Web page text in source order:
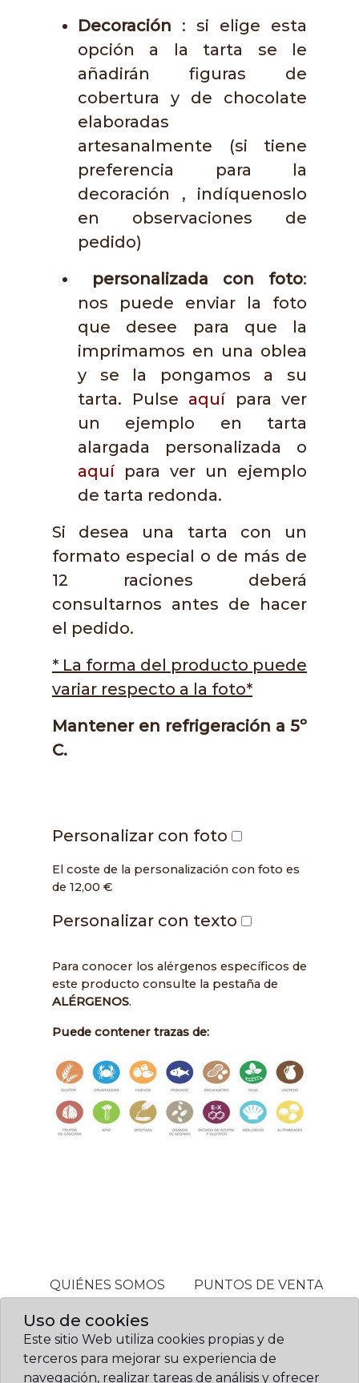
Decoración : si elige esta
opción a la tarta se le
añadirán figuras de
cobertura y de chocolate
elaboradas
artesanalmente (si tiene
preferencia para la
decoración , indíquenoslo
en observaciones de
pedido)
personalizada con foto:
nos puede enviar la foto
que desee para que la
imprimamos en una oblea
y se la pongamos a su
tarta. Pulse aquípara ver
un ejemplo en tarta
alargada personalizada o
aquípara ver un ejemplo
de tarta redonda.
Si desea una tarta con un
formato especial o de más de
12 raciones deberá
consultarnos antes de hacer
el pedido.
* La forma del producto puede
variar respecto a la foto*
Mantener en refrigeración a 5º
C.
Personalizar con foto
El coste de la personalización con foto es
de 12,00 €
Personalizar con texto
Para conocer los alérgenos específicos de
este producto consulte la pestaña de
ALÉRGENOS.
Puede contener trazas de:
QUIÉNES SOMOS PUNTOS DE VENTA
ALÉRGENOS
© Confitería Gil 2026. Diseño web:
Uso de cookies
Este sitio Web utiliza cookies propias y de
terceros para mejorar su experiencia de
navegación, realizar tareas de análisis y ofrecer